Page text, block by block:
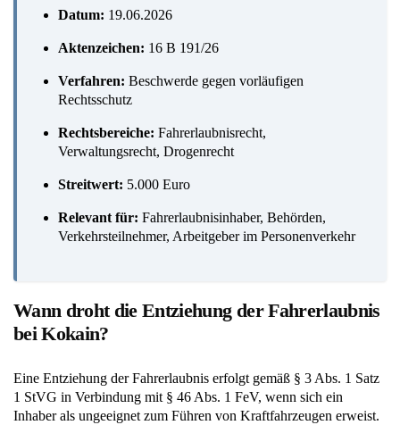
Datum: 19.06.2026
Aktenzeichen: 16 B 191/26
Verfahren: Beschwerde gegen vorläufigen
Rechtsschutz
Rechtsbereiche: Fahrerlaubnisrecht,
Verwaltungsrecht, Drogenrecht
Streitwert: 5.000 Euro
Relevant für: Fahrerlaubnisinhaber, Behörden,
Verkehrsteilnehmer, Arbeitgeber im Personenverkehr
Wann droht die Entziehung der Fahrerlaubnis
bei Kokain?
Eine Entziehung der Fahrerlaubnis erfolgt gemäß § 3 Abs. 1 Satz
1 StVG in Verbindung mit § 46 Abs. 1 FeV, wenn sich ein
Inhaber als ungeeignet zum Führen von Kraftfahrzeugen erweist.